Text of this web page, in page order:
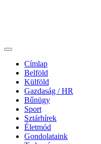
Címlap
Belföld
Külföld
Gazdaság / HR
Bűnügy
Sport
Sztárhírek
Életmód
Gondolataink